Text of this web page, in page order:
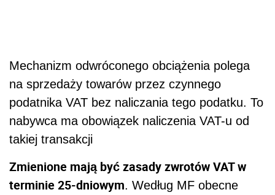
Mechanizm odwróconego obciążenia polega
na sprzedaży towarów przez czynnego
podatnika VAT bez naliczania tego podatku. To
nabywca ma obowiązek naliczenia VAT-u od
takiej transakcji
Zmienione mają być zasady zwrotów VAT w
terminie 25-dniowym. Według MF obecne